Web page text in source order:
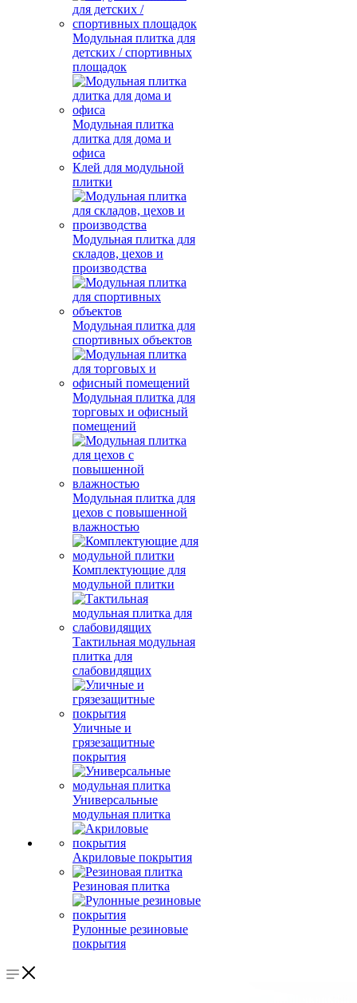
Модульная плитка для
детских / спортивных
площадок
Модульная плитка
длитка для дома и
офиса
Клей для модульной
плитки
Модульная плитка для
складов, цехов и
производства
Модульная плитка для
спортивных объектов
Модульная плитка для
торговых и офисный
помещений
Модульная плитка для
цехов с повышенной
влажностью
Комплектующие для
модульной плитки
Тактильная модульная
плитка для
слабовидящих
Уличные и
грязезащитные
покрытия
Универсальные
модульная плитка
Акриловые покрытия
Резиновая плитка
Рулонные резиновые
покрытия